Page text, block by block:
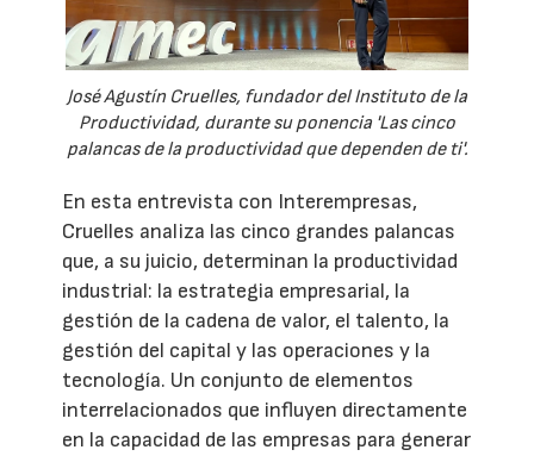
José Agustín Cruelles, fundador del Instituto de la
Productividad, durante su ponencia 'Las cinco
palancas de la productividad que dependen de ti'.
En esta entrevista con Interempresas,
Cruelles analiza las cinco grandes palancas
que, a su juicio, determinan la productividad
industrial: la estrategia empresarial, la
gestión de la cadena de valor, el talento, la
gestión del capital y las operaciones y la
tecnología. Un conjunto de elementos
interrelacionados que influyen directamente
en la capacidad de las empresas para generar